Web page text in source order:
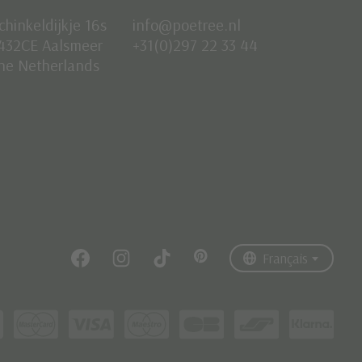
16s
Aalsmeer
Netherlands
info@poetree.nl
+31(0)297 22 33 44
Français